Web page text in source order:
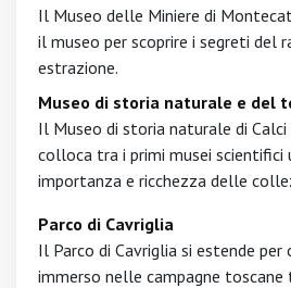
Il Museo delle Miniere di
il museo per scoprire i segreti del
estrazione.
Museo di storia naturale e del
Il Museo di storia naturale di Calci
colloca tra i primi musei scientifici
importanza e ricchezza delle
Parco di Cavriglia
Il Parco di Cavriglia si estende
immerso nelle campagne